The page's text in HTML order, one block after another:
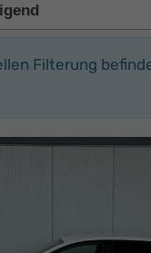
Filterung